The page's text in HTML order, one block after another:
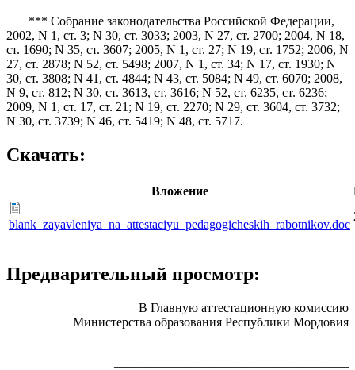
*** Собрание законодательства Российской Федерации,
2002, N 1, ст. 3; N 30, ст. 3033; 2003, N 27, ст. 2700; 2004, N 18,
ст. 1690; N 35, ст. 3607; 2005, N 1, ст. 27; N 19, ст. 1752; 2006, N
27, ст. 2878; N 52, ст. 5498; 2007, N 1, ст. 34; N 17, ст. 1930; N
30, ст. 3808; N 41, ст. 4844; N 43, ст. 5084; N 49, ст. 6070; 2008,
N 9, ст. 812; N 30, ст. 3613, ст. 3616; N 52, ст. 6235, ст. 6236;
2009, N 1, ст. 17, ст. 21; N 19, ст. 2270; N 29, ст. 3604, ст. 3732;
N 30, ст. 3739; N 46, ст. 5419; N 48, ст. 5717.
Скачать:
Вложение
blank_zayavleniya_na_attestaciyu_pedagogicheskih_rabotnikov.doc
Предварительный просмотр:
В Главную аттестационную комиссию
Министерства образования Республики Мордовия